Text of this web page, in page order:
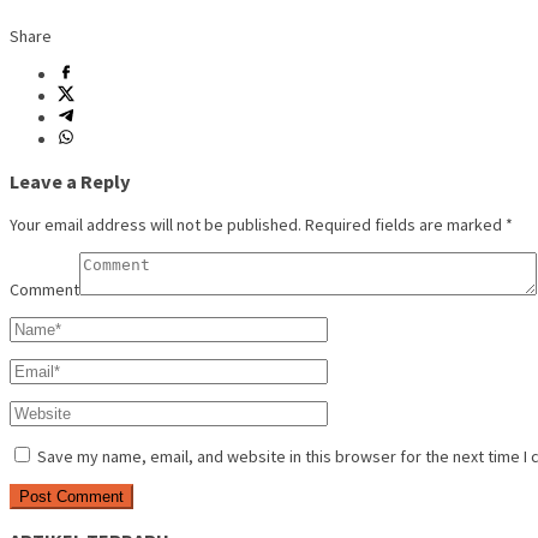
Share
Leave a Reply
Your email address will not be published. Required fields are marked *
Comment
Save my name, email, and website in this browser for the next time I